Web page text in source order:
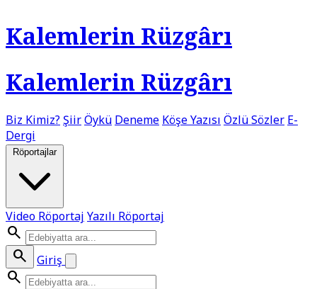
Kalemlerin Rüzgârı
Kalemlerin Rüzgârı
Biz Kimiz? ŞiirÖykü Deneme Köşe Yazısı Özlü Sözler E-
Dergi
Röportajlar
Video Röportaj Yazılı Röportaj
search
search
Giriş
search